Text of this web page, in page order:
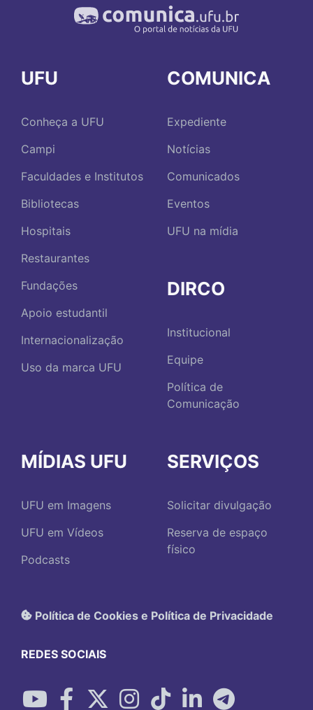
UFU
Conheça a UFU
Campi
Faculdades e Institutos
Bibliotecas
Hospitais
Restaurantes
Fundações
Apoio estudantil
Internacionalização
Uso da marca UFU
COMUNICA
Expediente
Notícias
Comunicados
Eventos
UFU na mídia
DIRCO
Institucional
Equipe
Política de
Comunicação
MÍDIAS UFU
UFU em Imagens
UFU em Vídeos
Podcasts
SERVIÇOS
Solicitar divulgação
Reserva de espaço
físico
Política de Cookies e Política de Privacidade
REDES SOCIAIS